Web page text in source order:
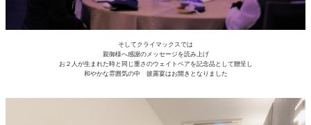
そしてクライマックスでは
親御様へ感謝のメッセージを読み上げ
お２人が生まれた時と同じ重さのウェイトベアを記念品として贈呈し
和やかな雰囲気の中 披露宴はお開きとなりました